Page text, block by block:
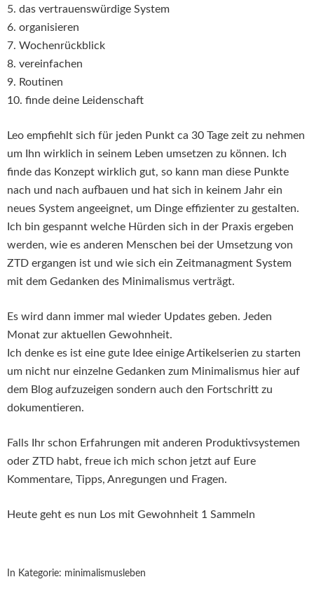
5. das vertrauenswürdige System
6. organisieren
7. Wochenrückblick
8. vereinfachen
9. Routinen
10. finde deine Leidenschaft
Leo empfiehlt sich für jeden Punkt ca 30 Tage zeit zu nehmen
um Ihn wirklich in seinem Leben umsetzen zu können. Ich
finde das Konzept wirklich gut, so kann man diese Punkte
nach und nach aufbauen und hat sich in keinem Jahr ein
neues System angeeignet, um Dinge effizienter zu gestalten.
Ich bin gespannt welche Hürden sich in der Praxis ergeben
werden, wie es anderen Menschen bei der Umsetzung von
ZTD ergangen ist und wie sich ein Zeitmanagment System
mit dem Gedanken des Minimalismus verträgt.
Es wird dann immer mal wieder Updates geben. Jeden
Monat zur aktuellen Gewohnheit.
Ich denke es ist eine gute Idee einige Artikelserien zu starten
um nicht nur einzelne Gedanken zum Minimalismus hier auf
dem Blog aufzuzeigen sondern auch den Fortschritt zu
dokumentieren.
Falls Ihr schon Erfahrungen mit anderen Produktivsystemen
oder ZTD habt, freue ich mich schon jetzt auf Eure
Kommentare, Tipps, Anregungen und Fragen.
Heute geht es nun Los mit Gewohnheit 1 Sammeln
In Kategorie: minimalismusleben